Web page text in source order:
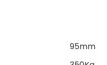
95mm